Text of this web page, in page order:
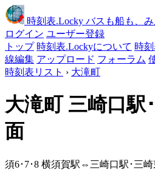
時刻表.Locky バスも船も、
ログイン ユーザー登録
トップ 時刻表.Lockyについて 時
線編集 アップロード フォーラム
時刻表リスト › 大滝町
大滝町 三崎口駅
面
須6･7･8 横須賀駅⇔三崎口駅･三